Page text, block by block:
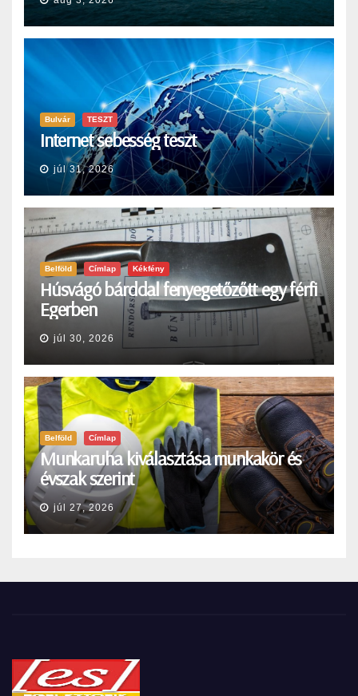
Bulvár TESZT
Internet sebesség teszt
júl 31, 2026
Belföld Címlap Kékfény
Húsvágó bárddal fenyegetőzőtt egy férfi
Egerben
júl 30, 2026
Belföld Címlap
Munkaruha kiválasztása munkakör és
évszak szerint
júl 27, 2026